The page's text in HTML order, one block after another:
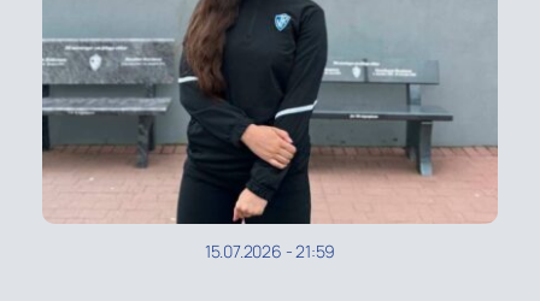
15.07.2026 -21:59